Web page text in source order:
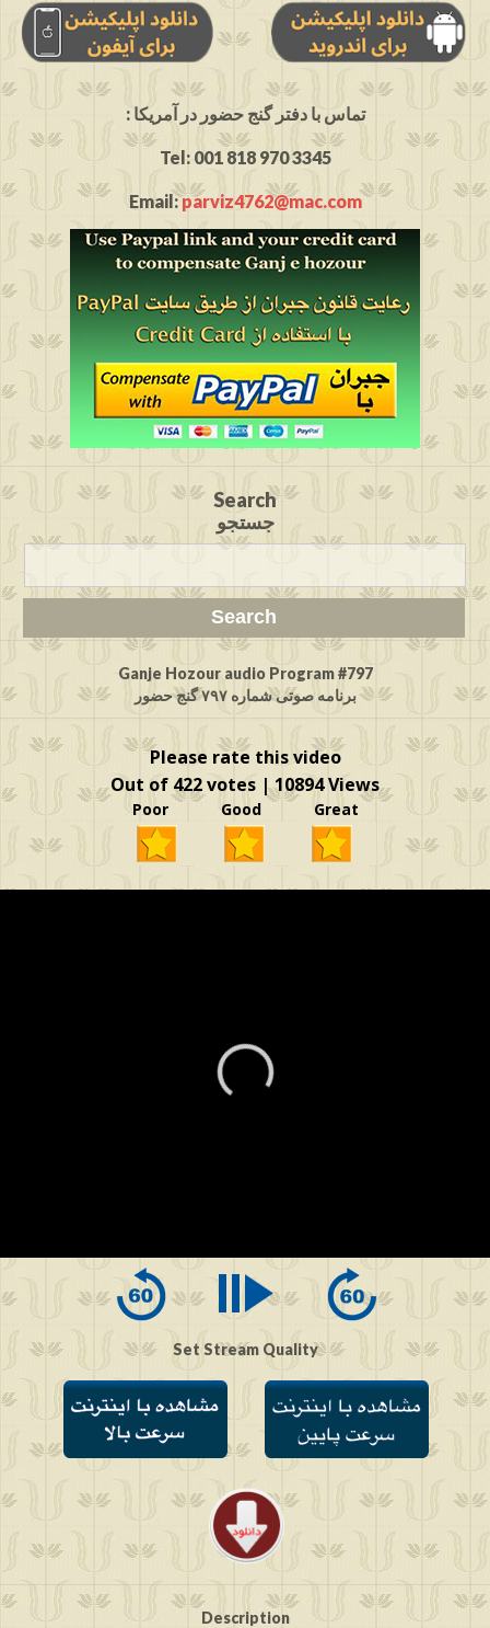
: تماس با دفتر گنج حضور در آمریکا
Tel: 001 818 970 3345
Email:parviz4762@mac.com
Search
جستجو
Ganje Hozour audio Program #797
برنامه صوتی شماره ۷۹۷ گنج حضور
Please rate this video
Out of 422 votes | 10894 Views
Poor Good Great
of
Set Stream Quality
Description